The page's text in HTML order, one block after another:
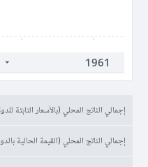
إجمالي الناتج المحلي (بالأسعار الثابتة
إجمالي الناتج المحلي (القيمة الحالية